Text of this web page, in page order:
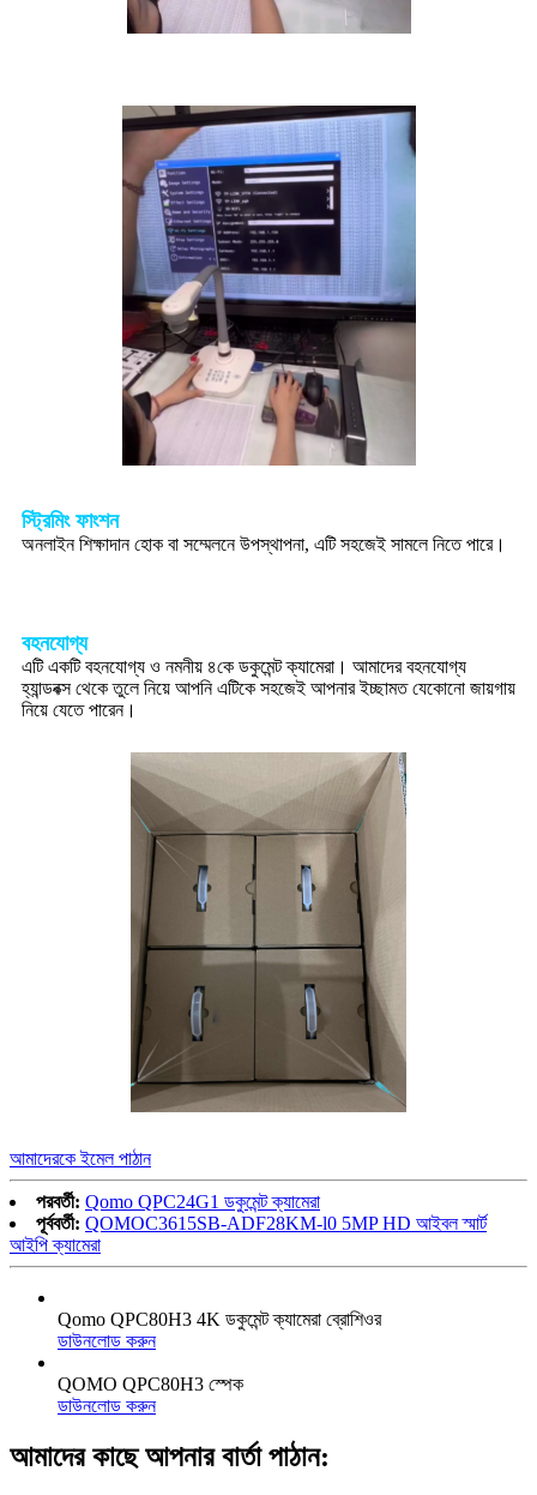
স্ট্রিমিং ফাংশন
অনলাইন শিক্ষাদান হোক বা সম্মেলনে উপস্থাপনা, এটি সহজেই সামলে নিতে পারে।
বহনযোগ্য
এটি একটি বহনযোগ্য ও নমনীয় ৪কে ডকুমেন্ট ক্যামেরা। আমাদের বহনযোগ্য
হ্যান্ডবক্স থেকে তুলে নিয়ে আপনি এটিকে সহজেই আপনার ইচ্ছামত যেকোনো জায়গায়
নিয়ে যেতে পারেন।
আমাদেরকে ইমেল পাঠান
পরবর্তী: Qomo QPC24G1 ডকুমেন্ট ক্যামেরা
পূর্ববর্তী: QOMOC3615SB-ADF28KM-l0 5MP HD আইবল স্মার্ট
আইপি ক্যামেরা
Qomo QPC80H3 4K ডকুমেন্ট ক্যামেরা ব্রোশিওর
ডাউনলোড করুন
QOMO QPC80H3 স্পেক
ডাউনলোড করুন
আমাদের কাছে আপনার বার্তা পাঠান: